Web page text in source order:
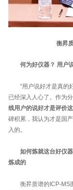
衡昇
何为好仪器？ 用户
“用户说好才是真的
已经深入人心了。作为
线用户的说好才是评价
碑积累，我认为才是国
入的。
如何炼就这台好仪
炼成的
衡昇质谱的ICP-MS